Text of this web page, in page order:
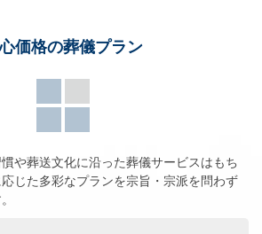
価格の葬儀プラン
や葬送文化に沿った葬儀サービスはもち
じた多彩なプランを宗旨・宗派を問わず